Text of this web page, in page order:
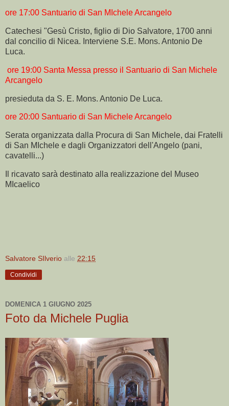
ore 17:00 Santuario di San MIchele Arcangelo
Catechesi "Gesù Cristo, figlio di Dio Salvatore, 1700 anni
dal concilio di Nicea. Interviene S.E. Mons. Antonio De
Luca.
ore 19:00 Santa Messa presso il Santuario di San Michele
Arcangelo
presieduta da S. E. Mons. Antonio De Luca.
ore 20:00 Santuario di San Michele Arcangelo
Serata organizzata dalla Procura di San Michele, dai Fratelli
di San MIchele e dagli Organizzatori dell'Angelo (pani,
cavatelli...)
Il ricavato sarà destinato alla realizzazione del Museo
MIcaelico
Salvatore SIlverio alle 22:15
Condividi
DOMENICA 1 GIUGNO 2025
Foto da Michele Puglia